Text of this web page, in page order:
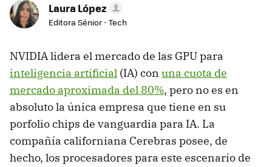
Laura López
Editora Sénior - Tech
NVIDIA lidera el mercado de las GPU para
inteligencia artificial (IA) con una cuota de
mercado aproximada del 80%, pero no es en
absoluto la única empresa que tiene en su
porfolio chips de vanguardia para IA. La
compañía californiana Cerebras posee, de
hecho, los procesadores para este escenario de